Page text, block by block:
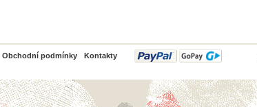
Obchodní podmínky Kontakty
PayPal